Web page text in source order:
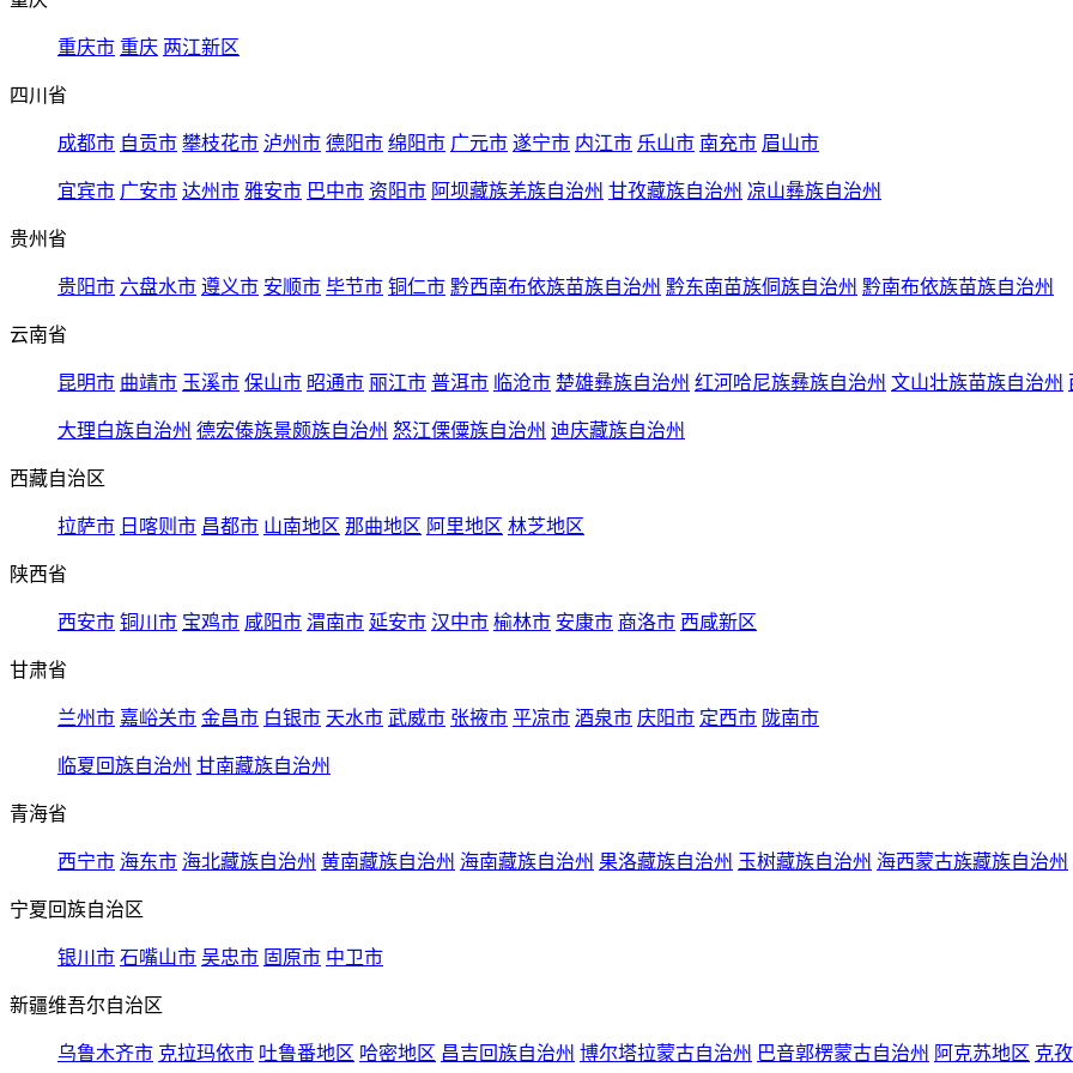
重庆市 重庆 两江新区
四川省
成都市 自贡市 攀枝花市 泸州市 德阳市 绵阳市 广元市 遂宁市 内江市 乐山市 南充市 眉山市
宜宾市 广安市 达州市 雅安市 巴中市 资阳市 阿坝藏族羌族自治州 甘孜藏族自治州 凉山彝族自治州
贵州省
贵阳市 六盘水市 遵义市 安顺市 毕节市 铜仁市 黔西南布依族苗族自治州 黔东南苗族侗族自治州 黔南布依族苗族自治州
云南省
昆明市 曲靖市 玉溪市 保山市 昭通市 丽江市 普洱市 临沧市 楚雄彝族自治州 红河哈尼族彝族自治州 文山壮族苗族自治州
大理白族自治州 德宏傣族景颇族自治州 怒江傈僳族自治州 迪庆藏族自治州
西藏自治区
拉萨市 日喀则市 昌都市 山南地区 那曲地区 阿里地区 林芝地区
陕西省
西安市 铜川市 宝鸡市 咸阳市 渭南市 延安市 汉中市 榆林市 安康市 商洛市 西咸新区
甘肃省
兰州市 嘉峪关市 金昌市 白银市 天水市 武威市 张掖市 平凉市 酒泉市 庆阳市 定西市 陇南市
临夏回族自治州 甘南藏族自治州
青海省
西宁市 海东市 海北藏族自治州 黄南藏族自治州 海南藏族自治州 果洛藏族自治州 玉树藏族自治州 海西蒙古族藏族自治州
宁夏回族自治区
银川市 石嘴山市 吴忠市 固原市 中卫市
新疆维吾尔自治区
乌鲁木齐市 克拉玛依市 吐鲁番地区 哈密地区 昌吉回族自治州 博尔塔拉蒙古自治州 巴音郭楞蒙古自治州 阿克苏地区 克